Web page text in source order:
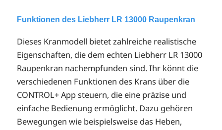
Funktionen des Liebherr LR 13000 Raupenkran
Dieses Kranmodell bietet zahlreiche realistische
Eigenschaften, die dem echten Liebherr LR 13000
Raupenkran nachempfunden sind. Ihr könnt die
verschiedenen Funktionen des Krans über die
CONTROL+ App steuern, die eine präzise und
einfache Bedienung ermöglicht. Dazu gehören
Bewegungen wie beispielsweise das Heben,